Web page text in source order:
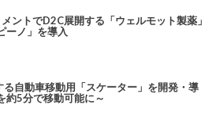
ントでD2C展開する「ウェルモット製薬」
ーノ」を導入
自動車移動用「スケーター」を開発・導
約5分で移動可能に～